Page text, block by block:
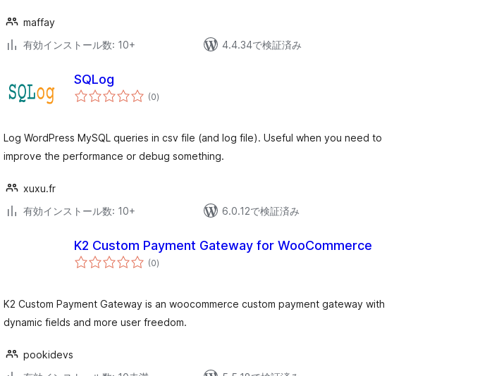
maffay
有効インストール数: 10+
4.4.34で検証済み
SQLog
(0個
の)
Log WordPress MySQL queries in csv file (and log file). Useful when you need to
improve the performance or debug something.
xuxu.fr
有効インストール数: 10+
6.0.12で検証済み
K2 Custom Payment Gateway for WooCommerce
(0個
の)
K2 Custom Payment Gateway is an woocommerce custom payment gateway with
dynamic fields and more user freedom.
pookidevs